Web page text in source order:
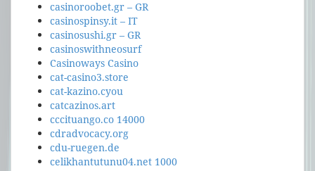
casinoroobet.gr – GR
casinospinsy.it – IT
casinosushi.gr – GR
casinoswithneosurf
Casinoways Casino
cat-casino3.store
cat-kazino.cyou
catcazinos.art
cccituango.co 14000
cdradvocacy.org
cdu-ruegen.de
celikhantutunu04.net 1000